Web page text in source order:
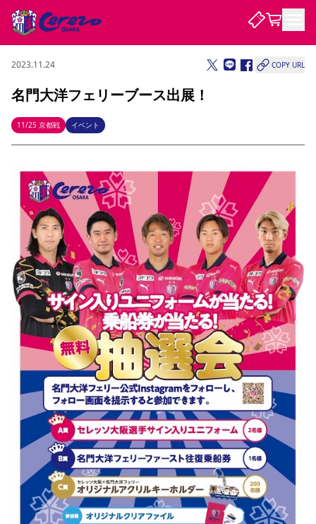
試合・チーム
試合について
試合日程 / 結果 順位表
チームについて
選手・スタッフ スケジュール メディア情報 アクセス
レディース
アカデミー
ハナサカプレーヤー 歴代所属選手
観戦する
チケット情報 販売スケジュール 価格・席種
購入方法
シーズンシート
法人シーズンシート 福祉サービス 団体チケット
特定興行入場券
譲渡サービス リセールサービス
観戦ガイド
初めて観戦ガイド キッズ向けサービス グルメ マッチデープログラム
観戦マナー&ルール ビジターサポーター観戦ガイド 公式アプリ
スタジアム
YANMAR HANASAKA STADIUM
DAZNで観戦
DAZNで観戦
アウェイツアー
アウェイツアー
よくある質問
よくある質問
セレッソ大阪について
クラブ紹介 沿革 シーズン記録 求人情報
サポートする
パートナー企業募集中 セレッソ大阪VISAカード サポートスタッフ
セレッソアイデアちょうだいな 応援商店街
Lise（ライセンスビジネス）
サステナビリティ
サステナビリティポリシー SDGsのゴール インパクトレポート
活動レポート SPORT POSITIVE LEAGUES 取り組み実績
スポーツクラブ
スポーツクラブ
関連団体/施設
長居公園 セレッソフットサルパーク セレッソフットサルパーク長居
セレッソスポーツパーク舞洲 YANMAR HANASAKA STADIUM
セレッソ大阪アカデミー 子供のサッカースクール
大人のサッカースクール その他スポーツクラブ
ファンクラブ
ファンクラブ
SAKURA SOCIO SAKURA POINT Program 招待券引換方法 先行入場
まいセレチケット
会員規定 婚姻届・出生届・命名書
ニュース
ニュース
すべて チーム グッズ チケット イベント ファンクラブ
ホームタウン パートナー スポーツクラブ メディア 30周年
レディース
アカデミー
2023.11.24 COPY URL
名門大洋フェリーブース出展！
11/25 京都戦 イベント